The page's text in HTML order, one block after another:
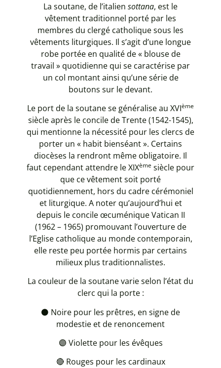
La soutane, de l’italien sottana, est le
vêtement traditionnel porté par les
membres du clergé catholique sous les
vêtements liturgiques. Il s’agit d’une longue
robe portée en qualité de « blouse de
travail » quotidienne qui se caractérise par
un col montant ainsi qu’une série de
boutons sur le devant.
Le port de la soutane se généralise au XVIème
siècle après le concile de Trente (1542-1545),
qui mentionne la nécessité pour les clercs de
porter un « habit bienséant ». Certains
diocèses la rendront même obligatoire. Il
faut cependant attendre le XIXème siècle pour
que ce vêtement soit porté
quotidiennement, hors du cadre cérémoniel
et liturgique. A noter qu’aujourd’hui et
depuis le concile œcuménique Vatican II
(1962 – 1965) promouvant l’ouverture de
l’Eglise catholique au monde contemporain,
elle reste peu portée hormis par certains
milieux plus traditionnalistes.
La couleur de la soutane varie selon l’état du
clerc qui la porte :
⚫ Noire pour les prêtres, en signe de
modestie et de renoncement
🟣 Violette pour les évêques
🔴 Rouges pour les cardinaux